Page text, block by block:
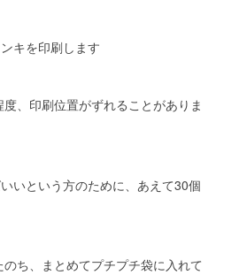
キを印刷します
、印刷位置がずれることがありま
いという方のために、あえて30個
ち、まとめてプチプチ袋に入れて